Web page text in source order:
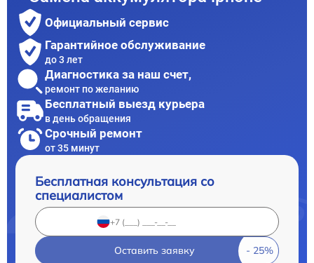
Официальный сервис
Гарантийное обслуживание
до 3 лет
Диагностика за наш счет,
ремонт по желанию
Бесплатный выезд курьера
в день обращения
Срочный ремонт
от 35 минут
Бесплатная консультация со
специалистом
Оставить заявку